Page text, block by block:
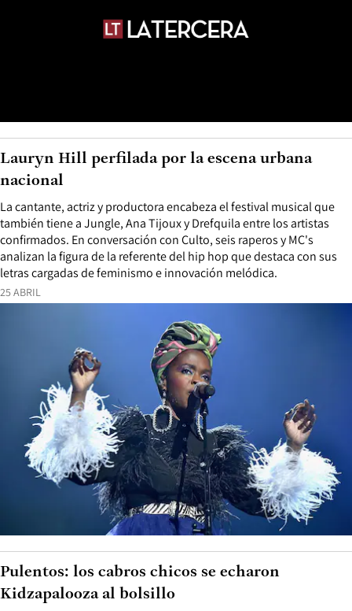
25 ABRIL
La cantante, actriz y productora encabeza el festival musical que
también tiene a Jungle, Ana Tijoux y Drefquila entre los artistas
confirmados. En conversación con Culto, seis raperos y MC's
analizan la figura de la referente del hip hop que destaca con sus
letras cargadas de feminismo e innovación melódica.
Lauryn Hill perfilada por la escena urbana
nacional
Pulentos: los cabros chicos se echaron
Kidzapalooza al bolsillo